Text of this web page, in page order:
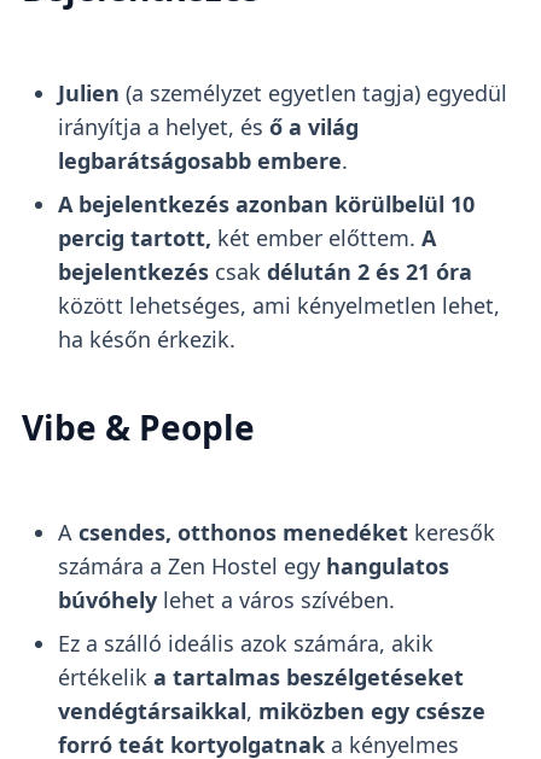
Julien (a személyzet egyetlen tagja) egyedül
irányítja a helyet, és ő a világ
legbarátságosabb embere.
A bejelentkezés azonban körülbelül 10
percig tartott, két ember előttem. A
bejelentkezéscsak délután 2 és 21 óra
között lehetséges, ami kényelmetlen lehet,
ha későn érkezik.
Vibe & People
A csendes, otthonos menedéketkeresők
számára a Zen Hostel egy hangulatos
búvóhelylehet a város szívében.
Ez a szálló ideális azok számára, akik
értékelik a tartalmas beszélgetéseket
vendégtársaikkal, miközben egy csésze
forró teát kortyolgatnaka kényelmes